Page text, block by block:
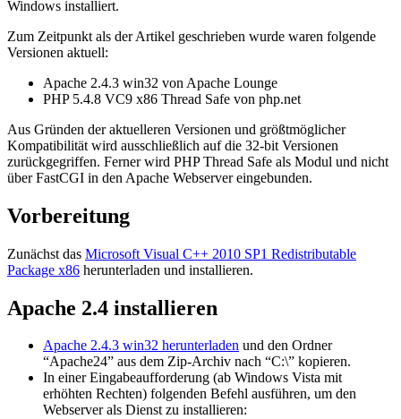
Windows installiert.
Zum Zeitpunkt als der Artikel geschrieben wurde waren folgende
Versionen aktuell:
Apache 2.4.3 win32 von Apache Lounge
PHP 5.4.8 VC9 x86 Thread Safe von php.net
Aus Gründen der aktuelleren Versionen und größtmöglicher
Kompatibilität wird ausschließlich auf die 32-bit Versionen
zurückgegriffen. Ferner wird PHP Thread Safe als Modul und nicht
über FastCGI in den Apache Webserver eingebunden.
Vorbereitung
Zunächst das Microsoft Visual C++ 2010 SP1 Redistributable
Package x86 herunterladen und installieren.
Apache 2.4 installieren
Apache 2.4.3 win32 herunterladen und den Ordner
“Apache24” aus dem Zip-Archiv nach “C:\” kopieren.
In einer Eingabeaufforderung (ab Windows Vista mit
erhöhten Rechten) folgenden Befehl ausführen, um den
Webserver als Dienst zu installieren: